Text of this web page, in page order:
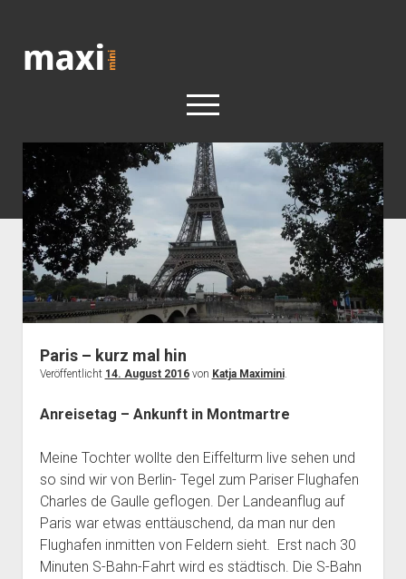
open
< work
Berlin
Reisen
Kunst
Geschichte
open
dropdown
Geschichte der Stadt Berlin
Impressum
Paris – kurz mal hin
Veröffentlicht 14. August 2016von Katja Maximini.
Anreisetag – Ankunft in Montmartre
Meine Tochter wollte den Eiffelturm live sehen und
so sind wir von Berlin- Tegel zum Pariser Flughafen
Charles de Gaulle geflogen. Der Landeanflug auf
Paris war etwas enttäuschend, da man nur den
Flughafen inmitten von Feldern sieht. Erst nach 30
Minuten S-Bahn-Fahrt wird es städtisch. Die S-Bahn